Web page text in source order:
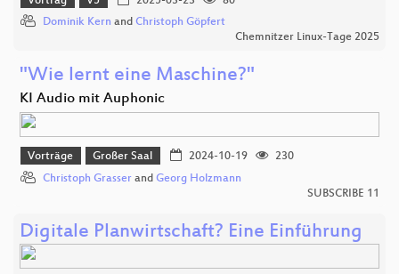
Dominik Kern and Christoph Göpfert
Chemnitzer Linux-Tage 2025
"Wie lernt eine Maschine?"
KI Audio mit Auphonic
Vorträge Großer Saal 2024-10-19
230
Christoph Grasser and Georg Holzmann
SUBSCRIBE 11
Digitale Planwirtschaft? Eine Einführung